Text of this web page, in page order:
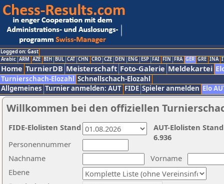
Logged on: Gast
Arabic ARM AZE BIH BUL CAT CHN CRO CZE DEN ENG ESP FAI FIN FRA GER GRE INA
Home TurnierDB Meisterschaft Foto-Galerie Meldekartei
Turnierschach-Elozahl Schnellschach-Elozahl
Allgemeines Turnier anmelden: AUT FIDE Spieler anmelden Elo
Willkommen bei den offiziellen
Nachname
Vorname
Ebene
Personennummer
AUT-Elolisten
6.936
FIDE-Elolisten Stand